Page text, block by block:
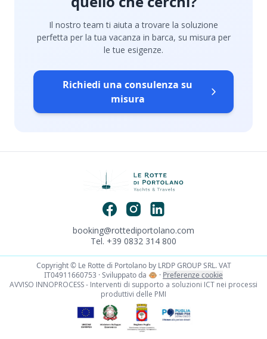
Il nostro team ti aiuta a trovare la soluzione
perfetta per la tua vacanza in barca, su misura per
le tue esigenze.
Richiedi una consulenza su
misura
booking@rottediportolano.com
Tel. +39 0832 314 800
Copyright © Le Rotte di Portolano by LRDP GROUP SRL. VAT
IT04911660753 · Sviluppato da 🐵 · Preferenze cookie
AVVISO INNOPROCESS - Interventi di supporto a soluzioni ICT nei processi
produttivi delle PMI